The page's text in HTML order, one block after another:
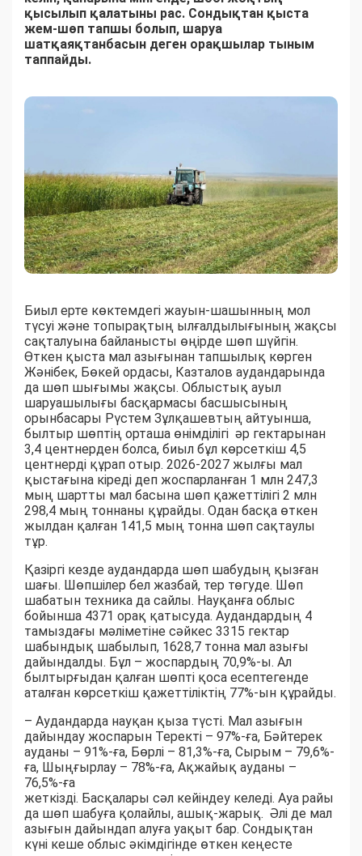
қысылып қалатыны рас. Сондықтан қыста
жем-шөп тапшы болып, шаруа
шатқаяқтанбасын деген орақшылар тыным
таппайды.
Биыл ерте көктемдегі жауын-шашынның мол
түсуі және топырақтың ылғалдылығының жақсы
сақталуына байланысты өңірде шөп шүйгін.
Өткен қыста мал азығынан тапшылық көрген
Жәнібек, Бөкей ордасы, Казталов аудандарында
да шөп шығымы жақсы. Облыстық ауыл
шаруашылығы басқармасы басшысының
орынбасары Рүстем Зұлқашевтың айтуынша,
былтыр шөптің орташа өнімділігі әр гектарынан
3,4 центнерден болса, биыл бұл көрсеткіш 4,5
центнерді құрап отыр. 2026-2027 жылғы мал
қыстағына кіреді деп жоспарланған 1 млн 247,3
мың шартты мал басына шөп қажеттілігі 2 млн
298,4 мың тоннаны құрайды. Одан басқа өткен
жылдан қалған 141,5 мың тонна шөп сақтаулы
тұр.
Қазіргі кезде аудандарда шөп шабудың қызған
шағы. Шөпшілер бел жазбай, тер төгуде. Шөп
шабатын техника да сайлы. Науқанға облыс
бойынша 4371 орақ қатысуда. Аудандардың 4
тамыздағы мәліметіне сәйкес 3315 гектар
шабындық шабылып, 1628,7 тонна мал азығы
дайындалды. Бұл – жоспардың 70,9%-ы. Ал
былтырғыдан қалған шөпті қоса есептегенде
аталған көрсеткіш қажеттіліктің 77%-ын құрайды.
– Аудандарда науқан қыза түсті. Мал азығын
дайындау жоспарын Теректі – 97%-ға, Бәйтерек
ауданы – 91%-ға, Бөрлі – 81,3%-ға, Сырым – 79,6%-
ға, Шыңғырлау – 78%-ға, Ақжайық ауданы –
76,5%-ға
жеткізді. Басқалары сәл кейіндеу келеді. Ауа райы
да шөп шабуға қолайлы, ашық-жарық. Әлі де мал
азығын дайындап алуға уақыт бар. Сондықтан
күні кеше облыс әкімдігінде өткен кеңесте